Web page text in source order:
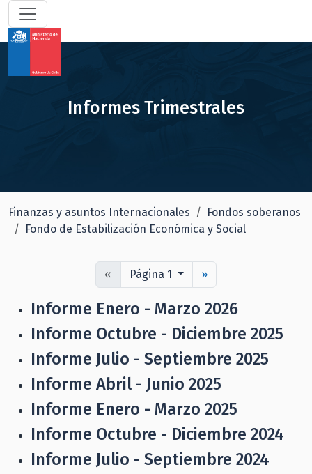
Informes Trimestrales
Finanzas y asuntos Internacionales
Fondos soberanos
Fondo de Estabilización Económica y Social
« Página 1 »
Informe Enero - Marzo 2026
Informe Octubre - Diciembre 2025
Informe Julio - Septiembre 2025
Informe Abril - Junio 2025
Informe Enero - Marzo 2025
Informe Octubre - Diciembre 2024
Informe Julio - Septiembre 2024